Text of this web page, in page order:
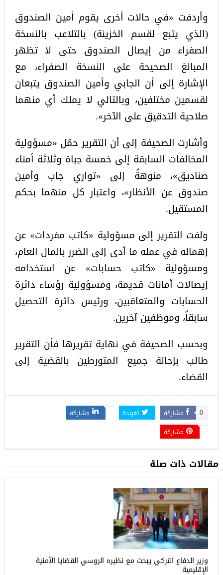
وأردفت «في حالات أخرى يقوم أمين الصندوق
(الذي يتبع لقسم الخزينة) بالتلاعب بالنسخة
الصفراء من إيصال الصندوق حتى لا تظهر
المبالغ الصحيحة على النسخة الصفراء، مع
الإشارة إلى أن الجابي وأمين الصندوق يتبعان
لقسمين مختلفين، وبالتالي لا يملك أي منهما
صلاحية التدقيق على الآخر».
وأشارت الصحيفة إلى أن التقرير حمّل «مسؤولية
المخالفات السابقة إلى خمسة جباة وثلاثة أمناء
صناديق»، منوهةً إلى «تواري جاب وأمين
صندوق عن الأنظار»، واعتبار كل منهما بحكم
المستقيل.
ولفت التقرير إلى مسؤولية «كاتب مفردات» عن
إهماله في عمله ما أدى إلى الضرر بالمال العام،
ومسؤولية «كاتب حسابات» عن استخدامه
إيصالات أمانات قديمة، ومسؤولية رؤساء دائرة
الحسابات والمتعاقبين، ورئيس دائرة التحصيل
سابقاً، وموظفين آخرين.
وبحسب الصحيفة في نهاية تقريرها فأن التقرير
طالب بإحالة جميع المتورطين بالقضية إلى
القضاء.
مشاركة 0 تغريدة
مشاركة
مشاركة
مقالات ذات صلة
وزير الدفاع التركي يبحث مع نظيره الروسي القضايا الأمنية
الإقليمية